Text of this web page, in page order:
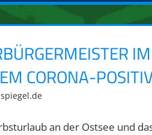
CORONA-
an der Ostsee und